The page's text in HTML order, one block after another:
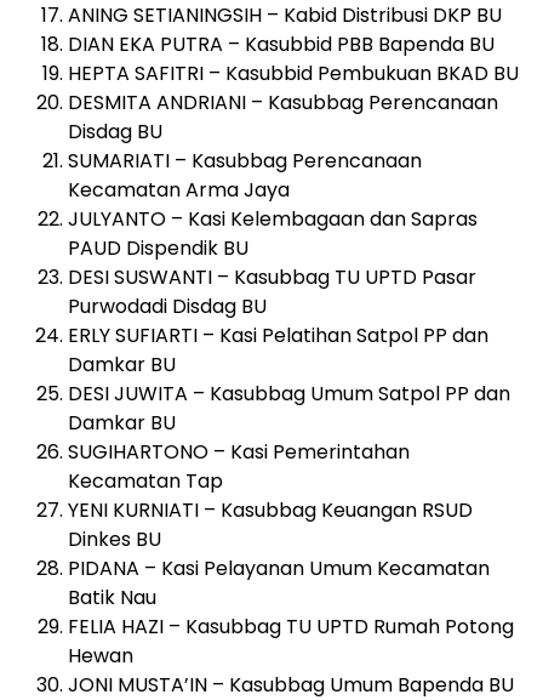
ANING SETIANINGSIH – Kabid Distribusi DKP BU
DIAN EKA PUTRA – Kasubbid PBB Bapenda BU
HEPTA SAFITRI – Kasubbid Pembukuan BKAD BU
DESMITA ANDRIANI – Kasubbag Perencanaan
Disdag BU
SUMARIATI – Kasubbag Perencanaan
Kecamatan Arma Jaya
JULYANTO – Kasi Kelembagaan dan Sapras
PAUD Dispendik BU
DESI SUSWANTI – Kasubbag TU UPTD Pasar
Purwodadi Disdag BU
ERLY SUFIARTI – Kasi Pelatihan Satpol PP dan
Damkar BU
DESI JUWITA – Kasubbag Umum Satpol PP dan
Damkar BU
SUGIHARTONO – Kasi Pemerintahan
Kecamatan Tap
YENI KURNIATI – Kasubbag Keuangan RSUD
Dinkes BU
PIDANA – Kasi Pelayanan Umum Kecamatan
Batik Nau
FELIA HAZI – Kasubbag TU UPTD Rumah Potong
Hewan
JONI MUSTA’IN – Kasubbag Umum Bapenda BU